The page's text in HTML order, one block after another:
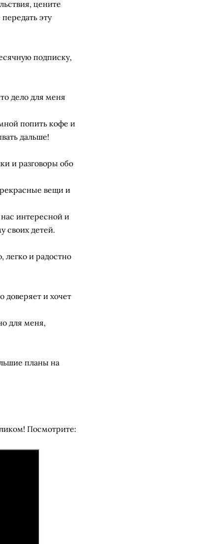
цените
эту
подписку,
дело для меня
попить кофе и
дальше!
и разговоры обо
вещи и
интересной и
своих детей.
легко и радостно
доверяет и хочет
для меня,
планы на
Посмотрите: